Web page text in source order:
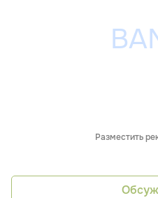
Разместить